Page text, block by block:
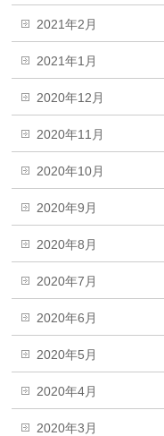
2021年2月
2021年1月
2020年12月
2020年11月
2020年10月
2020年9月
2020年8月
2020年7月
2020年6月
2020年5月
2020年4月
2020年3月